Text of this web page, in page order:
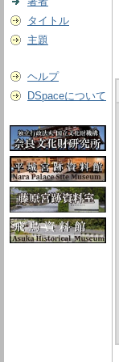
タイトル
主題
ヘルプ
DSpaceについて